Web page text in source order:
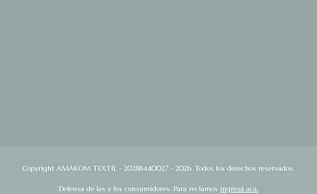
Copyright AMAKOM TEXTIL - 20288440027 - 2026. Todos los derechos reservados.
Defensa de las y los consumidores. Para reclamos ingresá acá.